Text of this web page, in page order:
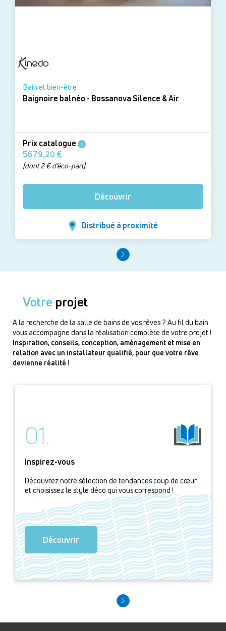
Bain et bien-être
Baignoire balnéo - Bossanova Silence & Air
Prix catalogue i
5679,20 €
[dont 2 € d’éco-part]
Découvrir
Distribué à proximité
Votre projet
A la recherche de la salle de bains de vos rêves ? Au fil du bain
vous accompagne dans la réalisation complète de votre projet !
Inspiration, conseils, conception, aménagement et mise en
relation avec un installateur qualifié, pour que votre rêve
devienne réalité !
01.
Inspirez-vous
Découvrez notre sélection de tendances coup de cœur
et choisissez le style déco qui vous correspond !
Découvrir